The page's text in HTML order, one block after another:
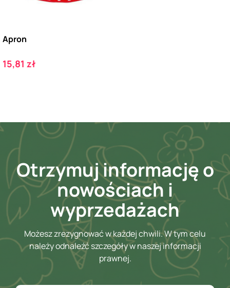
Apron
Cena
15,81 zł
Otrzymuj informację o
nowościach i
wyprzedażach
Możesz zrezygnować w każdej chwili. W tym celu
należy odnaleźć szczegóły w naszej informacji
prawnej.